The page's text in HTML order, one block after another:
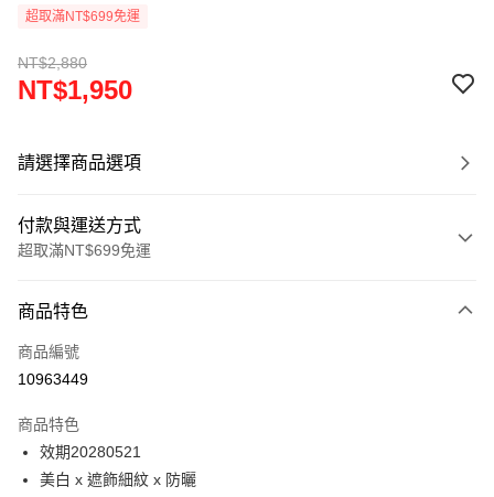
超取滿NT$699免運
NT$2,880
NT$1,950
請選擇商品選項
付款與運送方式
超取滿NT$699免運
信用卡一次付款
LINE Pay
街口支付
悠遊付
商品特色
商品編號
10963449
商品特色
效期20280521
美白 x 遮飾細紋 x 防曬